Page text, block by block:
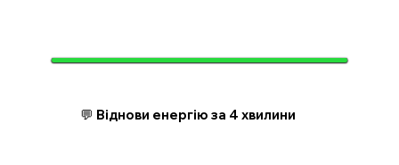
💬 Віднови енергію за 4 хвилини